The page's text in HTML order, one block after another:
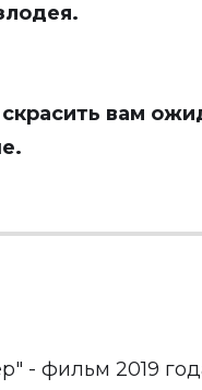
вам
- фильм 2019